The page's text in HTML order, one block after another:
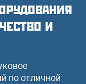
и
по отличной